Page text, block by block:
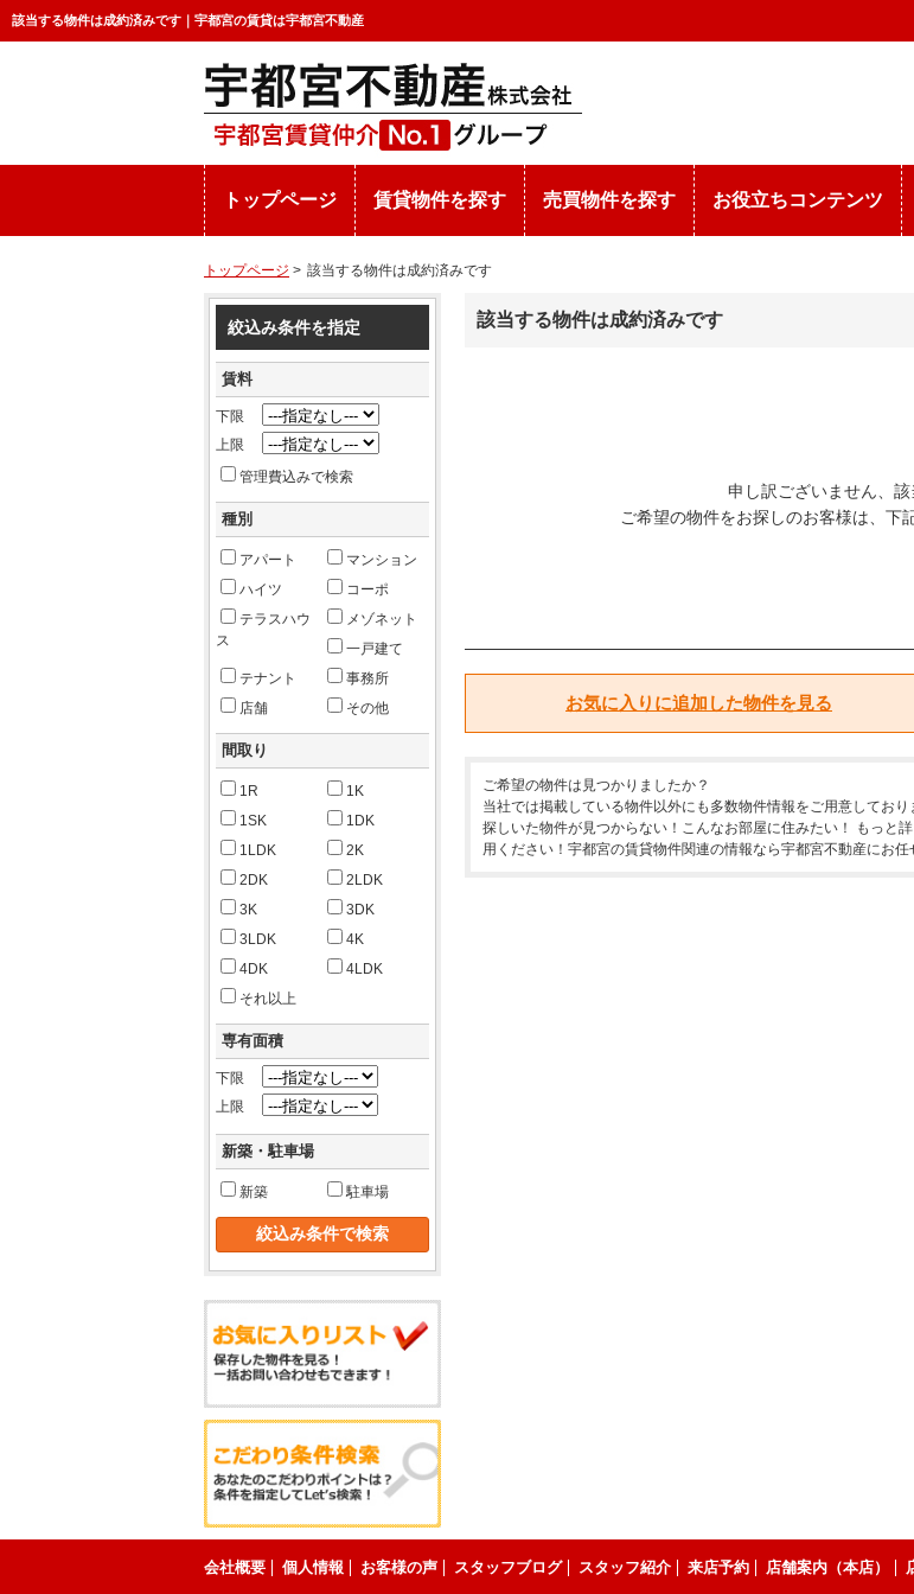
該当する物件は成約済みです｜宇都宮の賃貸は宇都宮不動産
トップページ 賃貸物件を探す 売買物件を探す お役立ちコンテンツ
トップページ > 該当する物件は成約済みです
該当する物件は成約済みです
申し訳ございません、該
ご希望の物件をお探しのお客様は、下
お気に入りに追加した物件を見る
ご希望の物件は見つかりましたか？
当社では掲載している物件以外にも多数物件情報をご用意しており
探しいた物件が見つからない！こんなお部屋に住みたい！ もっと
用ください！宇都宮の賃貸物件関連の情報なら宇都宮不動産にお任
絞込み条件を指定
賃料
下限
上限
管理費込みで検索
種別
アパート
マンション
ハイツ
コーポ
テラスハウ
ス
メゾネット
一戸建て
テナント
事務所
店舗
その他
間取り
1R
1K
1SK
1DK
1LDK
2K
2DK
2LDK
3K
3DK
3LDK
4K
4DK
4LDK
それ以上
専有面積
下限
上限
新築・駐車場
新築 駐車場
会社概要 個人情報 お客様の声 スタッフブログ スタッフ紹介 来店予約 店舗案内（本店）